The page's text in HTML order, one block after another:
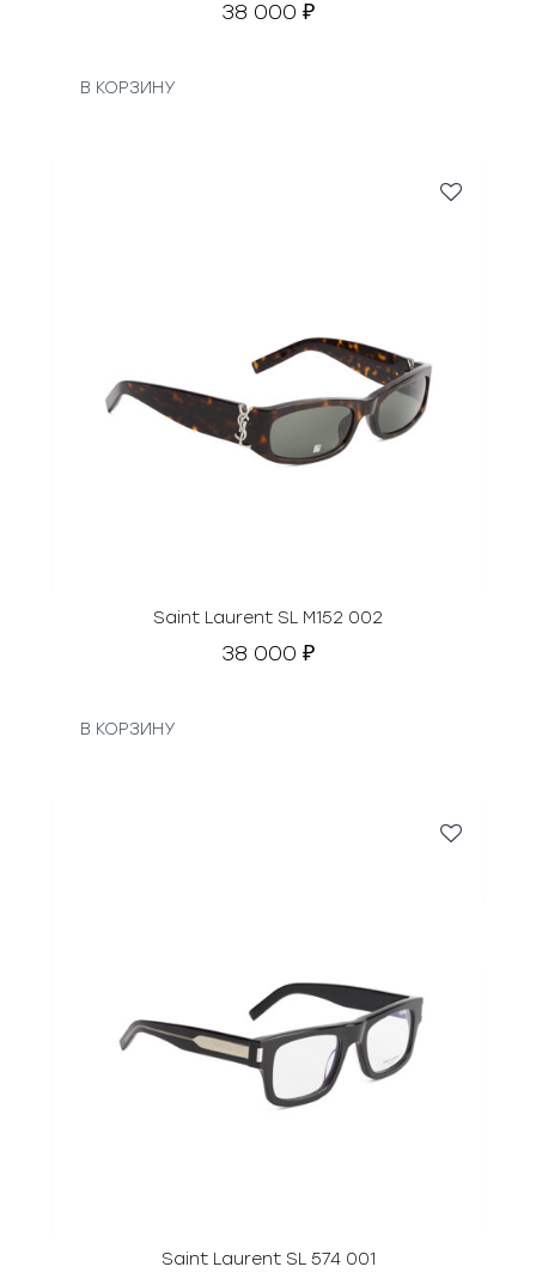
38 000 ₽
В КОРЗИНУ
Saint Laurent SL M152 002
38 000 ₽
В КОРЗИНУ
Saint Laurent SL 574 001